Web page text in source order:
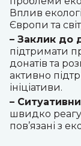
Вплив
Європи та
– Заклик до
підтримати
донатів та
активно
ініціативи.
–
швидко
пов’язані з